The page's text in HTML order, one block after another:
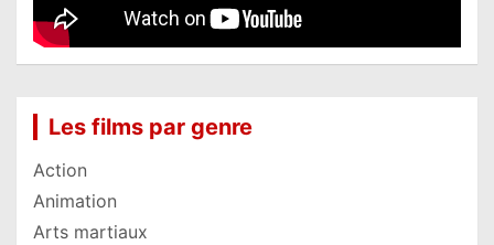
Les films par genre
Action
Animation
Arts martiaux